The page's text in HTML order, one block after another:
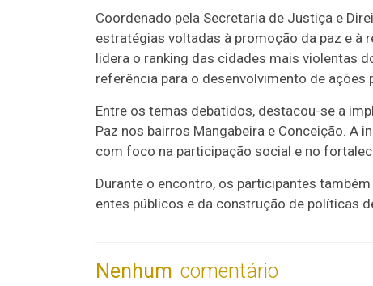
Coordenado pela Secretaria de Justiça e
estratégias voltadas à promoção da paz e à
lidera o ranking das cidades mais violentas
referência para o desenvolvimento de ações
Entre os temas debatidos, destacou-se a
Paz nos bairros Mangabeira e Conceição. A
com foco na participação social e no
Durante o encontro, os participantes
entes públicos e da construção de políticas
Nenhum comentário